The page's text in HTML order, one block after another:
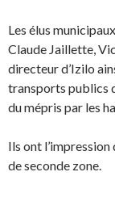
Les élus
Claude Jaillette,
directeur d’Izilo
transports publics
du mépris par les
Ils ont l’impression
de seconde zone.